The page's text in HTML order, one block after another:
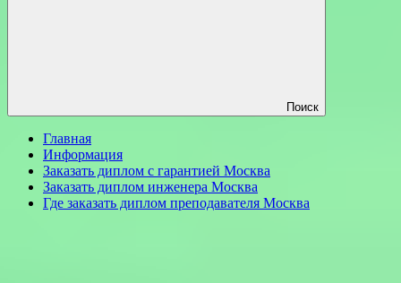
Поиск
Главная
Информация
Заказать диплом с гарантией Москва
Заказать диплом инженера Москва
Где заказать диплом преподавателя Москва